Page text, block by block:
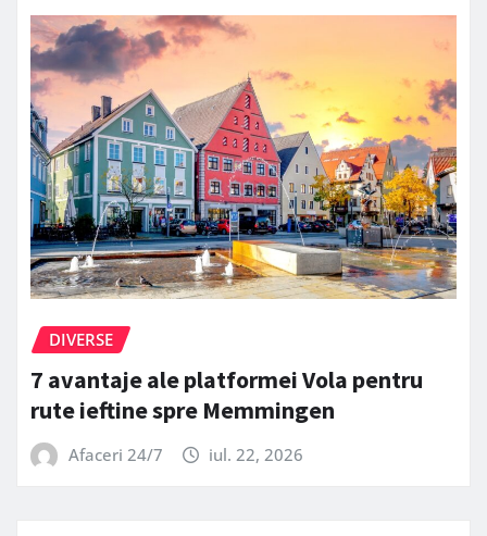
DIVERSE
7 avantaje ale platformei Vola pentru
rute ieftine spre Memmingen
Afaceri 24/7 iul. 22, 2026